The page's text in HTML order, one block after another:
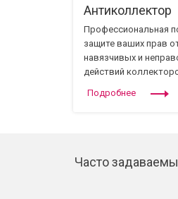
Антиколлектор
Профессиональная
защите ваших прав
навязчивых и
действий
Подробнее
Часто